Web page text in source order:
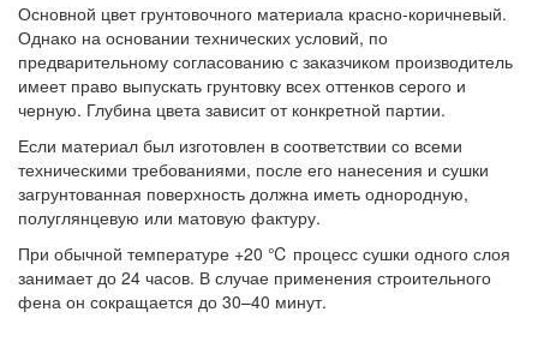
Основной цвет грунтовочного материала красно-коричневый.
Однако на основании технических условий, по
предварительному согласованию с заказчиком производитель
имеет право выпускать грунтовку всех оттенков серого и
черную. Глубина цвета зависит от конкретной партии.
Если материал был изготовлен в соответствии со всеми
техническими требованиями, после его нанесения и сушки
загрунтованная поверхность должна иметь однородную,
полуглянцевую или матовую фактуру.
При обычной температуре +20 ℃ процесс сушки одного слоя
занимает до 24 часов. В случае применения строительного
фена он сокращается до 30–40 минут.